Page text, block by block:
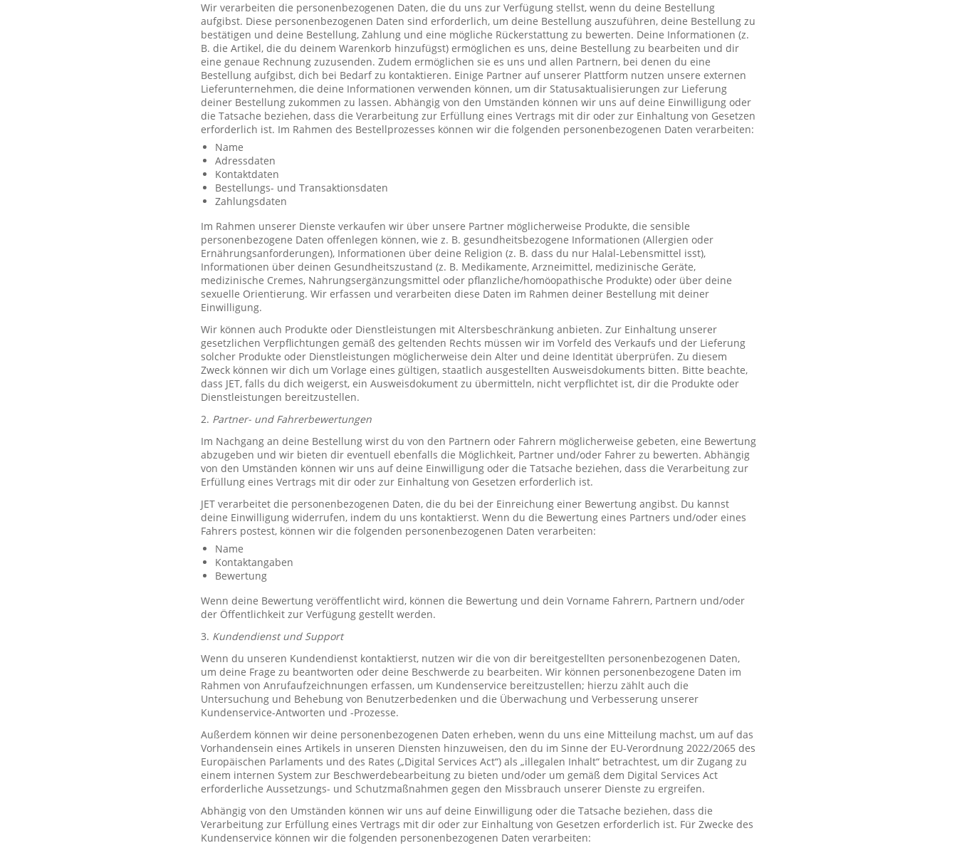
Wir verarbeiten die personenbezogenen Daten, die du uns zur Verfügung stellst, wenn du deine Bestellung
aufgibst. Diese personenbezogenen Daten sind erforderlich, um deine Bestellung auszuführen, deine Bestellung zu
bestätigen und deine Bestellung, Zahlung und eine mögliche Rückerstattung zu bewerten. Deine Informationen (z.
B. die Artikel, die du deinem Warenkorb hinzufügst) ermöglichen es uns, deine Bestellung zu bearbeiten und dir
eine genaue Rechnung zuzusenden. Zudem ermöglichen sie es uns und allen Partnern, bei denen du eine
Bestellung aufgibst, dich bei Bedarf zu kontaktieren. Einige Partner auf unserer Plattform nutzen unsere externen
Lieferunternehmen, die deine Informationen verwenden können, um dir Statusaktualisierungen zur Lieferung
deiner Bestellung zukommen zu lassen. Abhängig von den Umständen können wir uns auf deine Einwilligung oder
die Tatsache beziehen, dass die Verarbeitung zur Erfüllung eines Vertrags mit dir oder zur Einhaltung von Gesetzen
erforderlich ist. Im Rahmen des Bestellprozesses können wir die folgenden personenbezogenen Daten verarbeiten:
Name
Adressdaten
Kontaktdaten
Bestellungs- und Transaktionsdaten
Zahlungsdaten
Im Rahmen unserer Dienste verkaufen wir über unsere Partner möglicherweise Produkte, die sensible
personenbezogene Daten offenlegen können, wie z. B. gesundheitsbezogene Informationen (Allergien oder
Ernährungsanforderungen), Informationen über deine Religion (z. B. dass du nur Halal-Lebensmittel isst),
Informationen über deinen Gesundheitszustand (z. B. Medikamente, Arzneimittel, medizinische Geräte,
medizinische Cremes, Nahrungsergänzungsmittel oder pflanzliche/homöopathische Produkte) oder über deine
sexuelle Orientierung. Wir erfassen und verarbeiten diese Daten im Rahmen deiner Bestellung mit deiner
Einwilligung.
Wir können auch Produkte oder Dienstleistungen mit Altersbeschränkung anbieten. Zur Einhaltung unserer
gesetzlichen Verpflichtungen gemäß des geltenden Rechts müssen wir im Vorfeld des Verkaufs und der Lieferung
solcher Produkte oder Dienstleistungen möglicherweise dein Alter und deine Identität überprüfen. Zu diesem
Zweck können wir dich um Vorlage eines gültigen, staatlich ausgestellten Ausweisdokuments bitten. Bitte beachte,
dass JET, falls du dich weigerst, ein Ausweisdokument zu übermitteln, nicht verpflichtet ist, dir die Produkte oder
Dienstleistungen bereitzustellen.
2. Partner- und Fahrerbewertungen
Im Nachgang an deine Bestellung wirst du von den Partnern oder Fahrern möglicherweise gebeten, eine Bewertung
abzugeben und wir bieten dir eventuell ebenfalls die Möglichkeit, Partner und/oder Fahrer zu bewerten. Abhängig
von den Umständen können wir uns auf deine Einwilligung oder die Tatsache beziehen, dass die Verarbeitung zur
Erfüllung eines Vertrags mit dir oder zur Einhaltung von Gesetzen erforderlich ist.
JET verarbeitet die personenbezogenen Daten, die du bei der Einreichung einer Bewertung angibst. Du kannst
deine Einwilligung widerrufen, indem du uns kontaktierst. Wenn du die Bewertung eines Partners und/oder eines
Fahrers postest, können wir die folgenden personenbezogenen Daten verarbeiten:
Name
Kontaktangaben
Bewertung
Wenn deine Bewertung veröffentlicht wird, können die Bewertung und dein Vorname Fahrern, Partnern und/oder
der Öffentlichkeit zur Verfügung gestellt werden.
3. Kundendienst und Support
Wenn du unseren Kundendienst kontaktierst, nutzen wir die von dir bereitgestellten personenbezogenen Daten,
um deine Frage zu beantworten oder deine Beschwerde zu bearbeiten. Wir können personenbezogene Daten im
Rahmen von Anrufaufzeichnungen erfassen, um Kundenservice bereitzustellen; hierzu zählt auch die
Untersuchung und Behebung von Benutzerbedenken und die Überwachung und Verbesserung unserer
Kundenservice-Antworten und -Prozesse.
Außerdem können wir deine personenbezogenen Daten erheben, wenn du uns eine Mitteilung machst, um auf das
Vorhandensein eines Artikels in unseren Diensten hinzuweisen, den du im Sinne der EU-Verordnung 2022/2065 des
Europäischen Parlaments und des Rates („Digital Services Act“) als „illegalen Inhalt“ betrachtest, um dir Zugang zu
einem internen System zur Beschwerdebearbeitung zu bieten und/oder um gemäß dem Digital Services Act
erforderliche Aussetzungs- und Schutzmaßnahmen gegen den Missbrauch unserer Dienste zu ergreifen.
Abhängig von den Umständen können wir uns auf deine Einwilligung oder die Tatsache beziehen, dass die
Verarbeitung zur Erfüllung eines Vertrags mit dir oder zur Einhaltung von Gesetzen erforderlich ist. Für Zwecke des
Kundenservice können wir die folgenden personenbezogenen Daten verarbeiten: